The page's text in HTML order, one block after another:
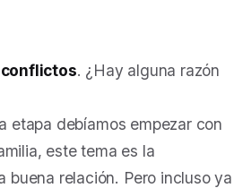
. ¿Hay alguna razón
etapa debíamos empezar con
este tema es la
relación. Pero incluso ya